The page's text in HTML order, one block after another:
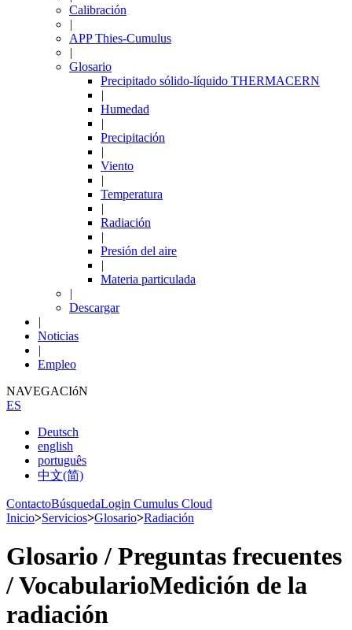
Calibración
|
APP Thies-Cumulus
|
Glosario
Precipitado sólido-líquido THERMACERN
|
Humedad
|
Precipitación
|
Viento
|
Temperatura
|
Radiación
|
Presión del aire
|
Materia particulada
|
Descargar
|
Noticias
|
Empleo
NAVEGACIóN
ES
Deutsch
english
português
中文(简)
ContactoBúsquedaLogin Cumulus Cloud
Inicio>Servicios>Glosario>Radiación
Glosario /­ Preguntas frecuentes
/­ VocabularioMedición de la
radiación